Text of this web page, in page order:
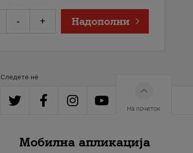
- + Надополни
Следете нè
На почеток
Мобилна апликација